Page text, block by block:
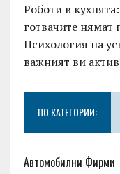
Роботи в
готвачите нямат
Психология на
важният ви актив
ПО КАТЕГОРИИ:
Автомобилни Фирми